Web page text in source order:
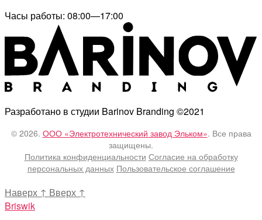
Часы работы: 08:00—17:00
Разработано в студии Barinov Branding ©2021
© 2026. ООО «Электротехнический завод Эльком». Все права
защищены.
Политика конфиденциальности Согласие на обработку
персональных данных Пользовательское соглашение
Наверх ↑ Вверх ↑
Briswik